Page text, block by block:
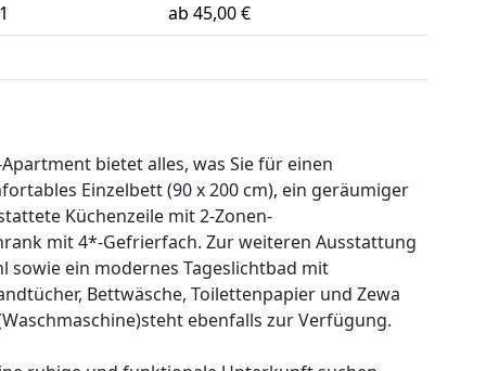
1
ab 45,00 €
bietet alles, was Sie für einen
Einzelbett (90 x 200 cm), ein geräumiger
Küchenzeile mit 2-Zonen-
mit 4*-Gefrierfach. Zur weiteren Ausstattung
sowie ein modernes Tageslichtbad mit
Bettwäsche, Toilettenpapier und Zewa
ebenfalls zur Verfügung.